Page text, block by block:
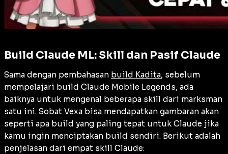
Build Claude ML: Skill dan Pasif Claude
Sama dengan pembahasan build Kadita, sebelum
mempelajari build Claude Mobile Legends, ada
baiknya untuk mengenal beberapa skill dari marksman
satu ini. Sobat Vexa bisa mendapatkan gambaran akan
seperti apa build yang paling tepat untuk Claude jika
kamu ingin menciptakan build sendiri. Berikut adalah
penjelasan dari empat skill Claude: